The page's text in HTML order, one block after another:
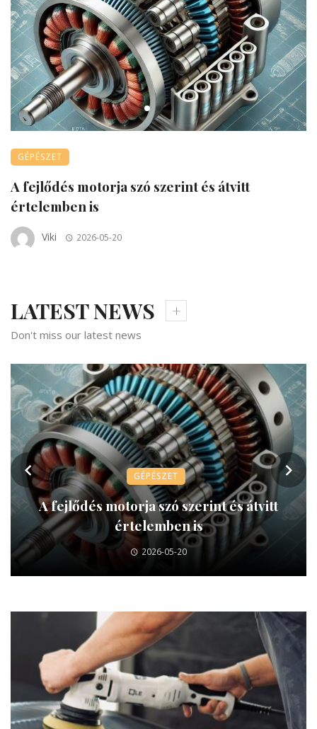
GÉPÉSZET
A fejlődés motorja szó szerint és átvitt
értelemben is
Viki 2026-05-20
LATEST NEWS
Don't miss our latest news
GÉPÉSZET
A fejlődés motorja szó szerint és átvitt
értelemben is
2026-05-20